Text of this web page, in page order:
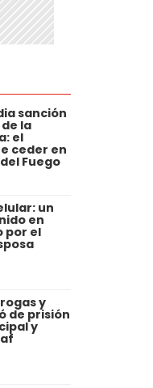
sanción
la
el
ceder en
Fuego
un
en
por el
y
de prisión
y